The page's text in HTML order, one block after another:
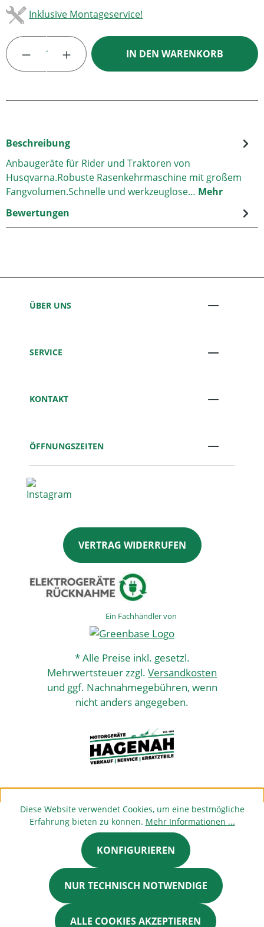
Inklusive Montageservice!
Produkt Anzahl: Gib den gewünschten
IN DEN WARENKORB
Beschreibung
Anbaugeräte für Rider und Traktoren von
Husqvarna.Robuste Rasenkehrmaschine mit großem
Fangvolumen.Schnelle und werkzeuglose… Mehr
Bewertungen
ÜBER UNS
SERVICE
KONTAKT
ÖFFNUNGSZEITEN
VERTRAG WIDERRUFEN
Ein Fachhändler von
* Alle Preise inkl. gesetzl.
Mehrwertsteuer zzgl. Versandkosten
und ggf. Nachnahmegebühren, wenn
nicht anders angegeben.
Diese Website verwendet Cookies, um eine bestmögliche
Erfahrung bieten zu können. Mehr Informationen ...
NUR TECHNISCH NOTWENDIGE
KONFIGURIEREN
ALLE COOKIES AKZEPTIEREN